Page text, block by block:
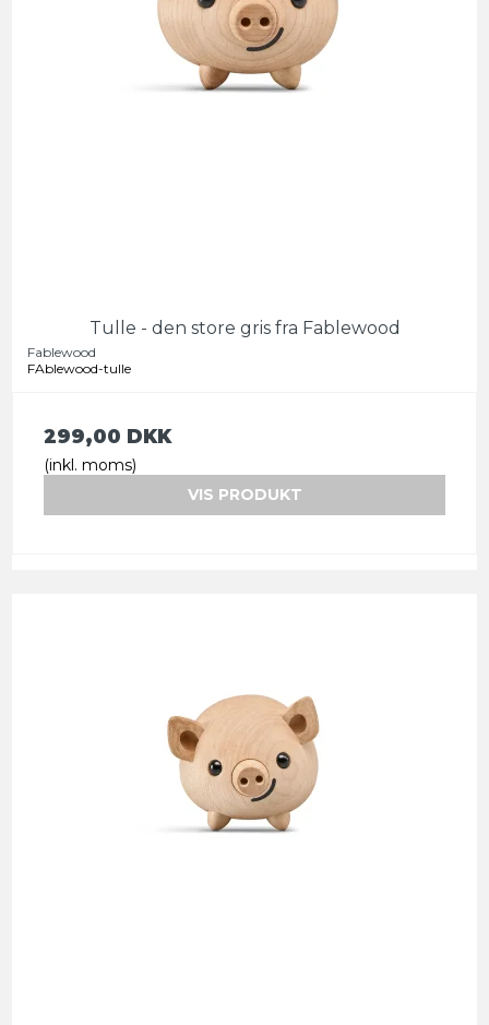
Tulle - den store gris fra Fablewood
Fablewood
FAblewood-tulle
299,00 DKK
(inkl. moms)
VIS PRODUKT